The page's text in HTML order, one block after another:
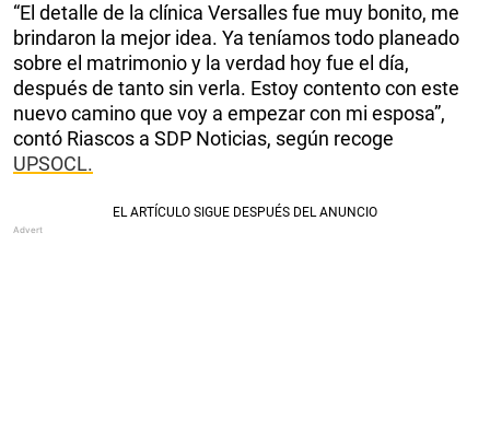
“El detalle de la clínica Versalles fue muy bonito, me
brindaron la mejor idea. Ya teníamos todo planeado
sobre el matrimonio y la verdad hoy fue el día,
después de tanto sin verla. Estoy contento con este
nuevo camino que voy a empezar con mi esposa”,
contó Riascos a SDP Noticias, según recoge
UPSOCL.